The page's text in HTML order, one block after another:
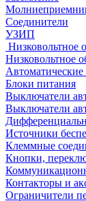
Соединители
УЗИП
Низковольтное
Низковольтное
Блоки питания
Выключатели
Выключатели
Источники
Клеммные
Кнопки,
Контакторы и
Ограничители